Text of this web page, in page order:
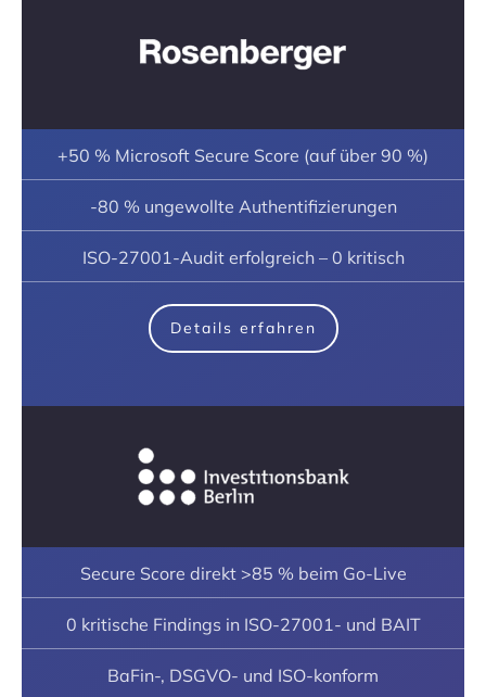
+50 % Microsoft Secure Score (auf über 90 %)
-80 % ungewollte Authentifizierungen
ISO-27001-Audit erfolgreich – 0 kritisch
Details erfahren
Secure Score direkt >85 % beim Go-Live
0 kritische Findings in ISO-27001- und BAIT
BaFin-, DSGVO- und ISO-konform